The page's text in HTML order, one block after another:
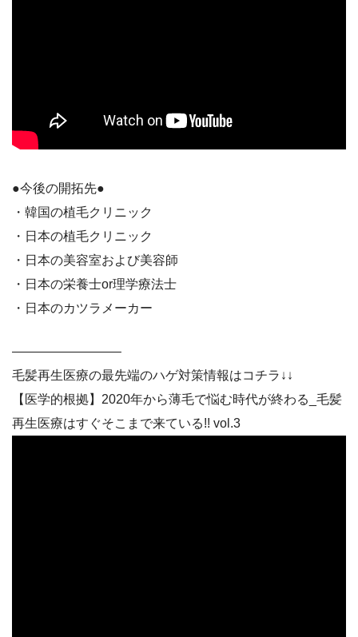
●今後の開拓先●
・韓国の植毛クリニック
・日本の植毛クリニック
・日本の美容室および美容師
・日本の栄養士or理学療法士
・日本のカツラメーカー
————————–
毛髪再生医療の最先端のハゲ対策情報はコチラ↓↓
【医学的根拠】2020年から薄毛で悩む時代が終わる_毛髪
再生医療はすぐそこまで来ている!! vol.3